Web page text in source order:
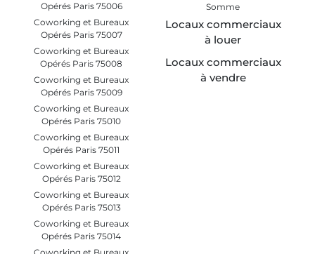
Opérés Paris 75006
Coworking et Bureaux
Opérés Paris 75007
Coworking et Bureaux
Opérés Paris 75008
Coworking et Bureaux
Opérés Paris 75009
Coworking et Bureaux
Opérés Paris 75010
Coworking et Bureaux
Opérés Paris 75011
Coworking et Bureaux
Opérés Paris 75012
Coworking et Bureaux
Opérés Paris 75013
Coworking et Bureaux
Opérés Paris 75014
Somme
Locaux commerciaux
à louer
Locaux commerciaux
à vendre